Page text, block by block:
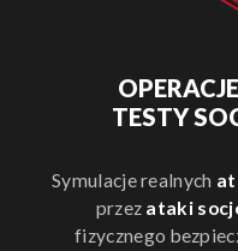
TESTY
Symulacje realnych
przez ataki
fizycznego